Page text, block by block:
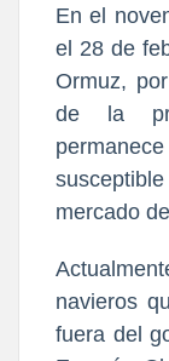
En el
el 28 de
Ormuz,
de la
mercado
navieros
fuera del